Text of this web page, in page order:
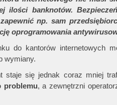
ilości banknotów.
np. sam
oprogramowania
do kantorów internetowych
wymiany.
się jednak coraz mniej
problemu, a zewnętrzni